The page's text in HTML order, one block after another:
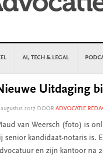
AI, TECH & LEGAL
Uitdaging
2017 DOOR ADVOCATIE
van Weersch (foto) is
senior kandidaat-notaris is.
en zijn kantoor na